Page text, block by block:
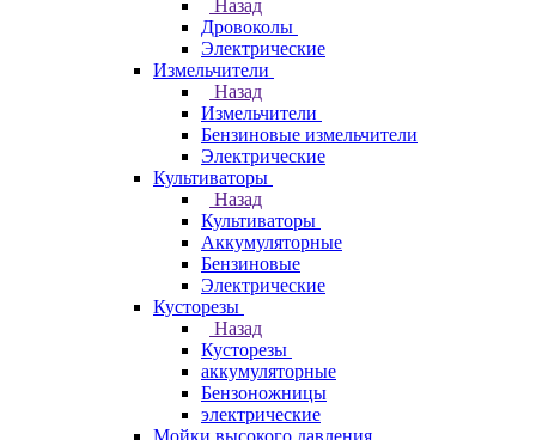
Назад
Дровоколы
Электрические
Измельчители
Назад
Измельчители
Бензиновые измельчители
Электрические
Культиваторы
Назад
Культиваторы
Аккумуляторные
Бензиновые
Электрические
Кусторезы
Назад
Кусторезы
аккумуляторные
Бензоножницы
электрические
Мойки высокого давления